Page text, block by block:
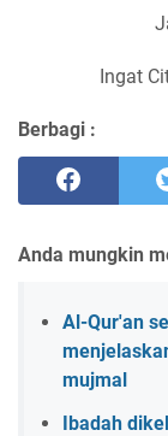
Ingat
Berbagi :
Anda mungkin
Al-Qur'an
mujmal
Ibadah